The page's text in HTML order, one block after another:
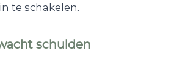
te schakelen.
schulden